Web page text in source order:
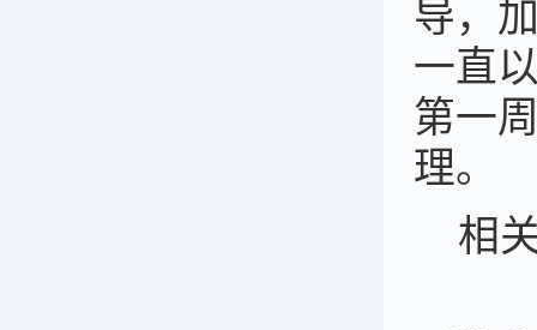
导，
一直
第一
理。
相